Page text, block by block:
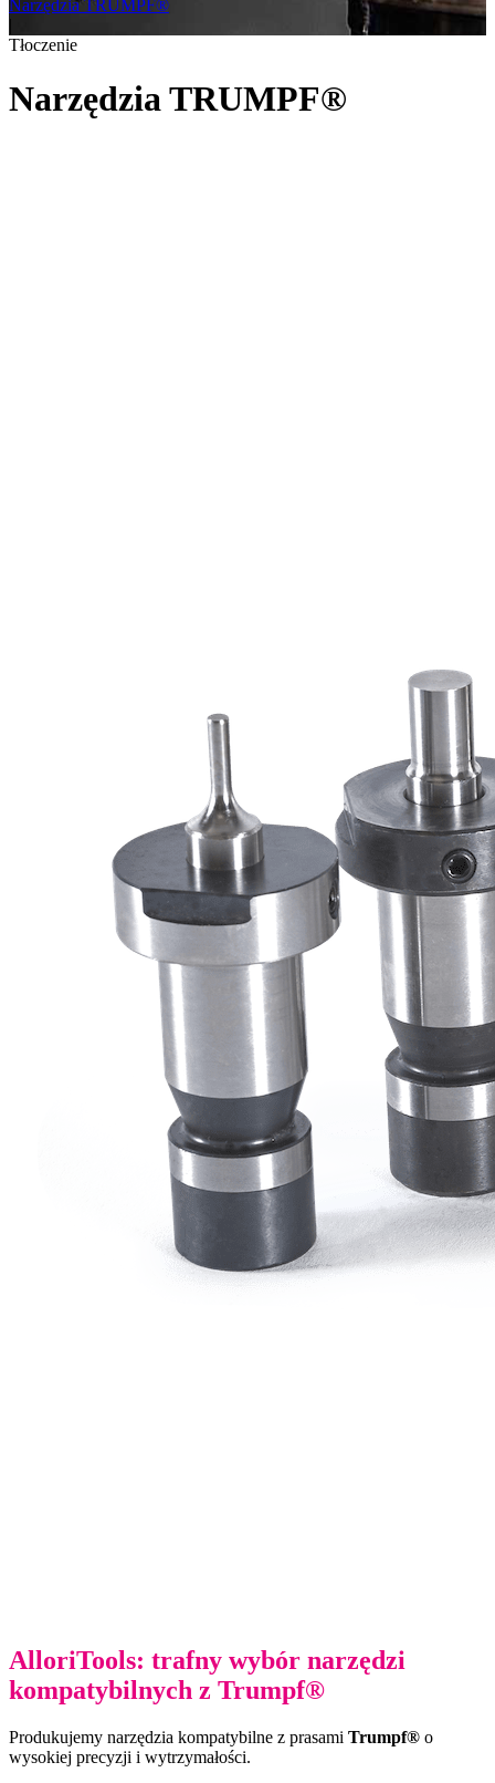
Narzędzia TRUMPF®
|
Tłoczenie
Narzędzia TRUMPF®
AlloriTools: trafny wybór narzędzi
kompatybilnych z Trumpf®
Produkujemy narzędzia kompatybilne z prasami Trumpf® o
wysokiej precyzji i wytrzymałości.